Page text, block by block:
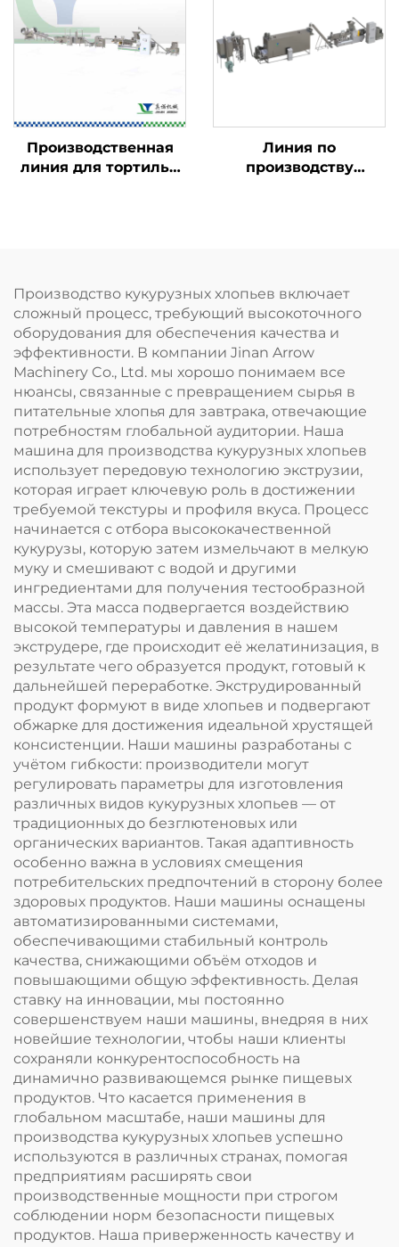
Производственная
линия для тортильи
Линия по
производству
Производство кукурузных хлопьев включает
сложный процесс, требующий высокоточного
оборудования для обеспечения качества и
эффективности. В компании Jinan Arrow
Machinery Co., Ltd. мы хорошо понимаем все
нюансы, связанные с превращением сырья в
питательные хлопья для завтрака, отвечающие
потребностям глобальной аудитории. Наша
машина для производства кукурузных хлопьев
использует передовую технологию экструзии,
которая играет ключевую роль в достижении
требуемой текстуры и профиля вкуса. Процесс
начинается с отбора высококачественной
кукурузы, которую затем измельчают в мелкую
муку и смешивают с водой и другими
ингредиентами для получения тестообразной
массы. Эта масса подвергается воздействию
высокой температуры и давления в нашем
экструдере, где происходит её желатинизация, в
результате чего образуется продукт, готовый к
дальнейшей переработке. Экструдированный
продукт формуют в виде хлопьев и подвергают
обжарке для достижения идеальной хрустящей
консистенции. Наши машины разработаны с
учётом гибкости: производители могут
регулировать параметры для изготовления
различных видов кукурузных хлопьев — от
традиционных до безглютеновых или
органических вариантов. Такая адаптивность
особенно важна в условиях смещения
потребительских предпочтений в сторону более
здоровых продуктов. Наши машины оснащены
автоматизированными системами,
обеспечивающими стабильный контроль
качества, снижающими объём отходов и
повышающими общую эффективность. Делая
ставку на инновации, мы постоянно
совершенствуем наши машины, внедряя в них
новейшие технологии, чтобы наши клиенты
сохраняли конкурентоспособность на
динамично развивающемся рынке пищевых
продуктов. Что касается применения в
глобальном масштабе, наши машины для
производства кукурузных хлопьев успешно
используются в различных странах, помогая
предприятиям расширять свои
производственные мощности при строгом
соблюдении норм безопасности пищевых
продуктов. Наша приверженность качеству и